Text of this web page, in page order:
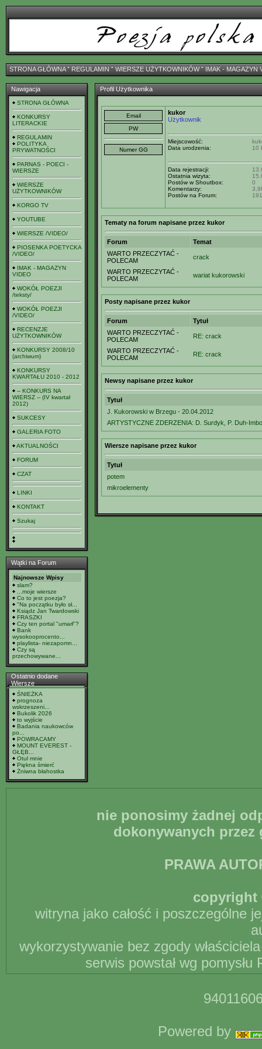
STRONA GŁÓWNAˇ REGULAMIN ˇ WIERSZE UŻYTKOWNIKÓWˇ IMAK - MAGAZYN
Nawigacja
STRONA GŁÓWNA
KONKURSY
LITERACKIE
REGULAMIN
POLITYKA
PRYWATNOŚCI
PARNAS - POECI -
WIERSZE
WIERSZE
UŻYTKOWNIKÓW
KORGO TV
YOUTUBE
WIERSZE /VIDEO/
PIOSENKA POETYCKA
/VIDEO/
IMAK - MAGAZYN
VIDEO
WOKÓŁ POEZJI
/teksty/
WOKÓŁ POEZJI
/VIDEO/
RECENZJE
UŻYTKOWNIKÓW
KONKURSY 2008/10
(archiwum)
KONKURSY
KWARTAŁU 2010 - 2012
-- KONKURS NA
WIERSZ -- (IV kwartał
2012)
SUKCESY
GALERIA FOTO
AKTUALNOŚCI
FORUM
CZAT
LINKI
KONTAKT
Szukaj
Wątki na Forum
Najnowsze Wpisy
slam?
...moje wiersze
Co to jest poezja?
"Na początku było sł...
Ksiądz Jan Twardowski
FRASZKI
Czy ten portal "umarł"?
Bank
wysokooprocento...
playlista- niezapomn...
Czy są
przechowywane...
Ostatnio dodane
Wiersze
ŚNIEŻKA
prognoza
wskrzeszeni...
Bukolik 2026
to wyjście
Badania naukowców
po...
POWRACAMY
MOUNT EVEREST -
GŁĘB...
Otul mnie
Piękna śmierć
Żniwna błahostka
Profil Użytkownika
kukor
Użytkownik
Miejscowość:
Data urodzenia:
10
Data rejestracji:
Ostatnia wizyta:
Postów w Shoutbox:
0
Komentarzy:
Postów na Forum:
191
Tematy na forum napisane przez kukor
Forum
Temat
WARTO PRZECZYTAĆ -
POLECAM
crack
WARTO PRZECZYTAĆ -
POLECAM
wariat kukorowski
Posty napisane przez kukor
Forum
Tytuł
WARTO PRZECZYTAĆ -
POLECAM
RE: crack
WARTO PRZECZYTAĆ -
POLECAM
RE: crack
Newsy napisane przez kukor
Tytuł
J. Kukorowski w Brzegu - 20.04.2012
ARTYSTYCZNE ZDERZENIA: D. Surdyk, P. Duh-
Wiersze napisane przez kukor
Tytuł
potem
mikroelementy
nie ponosimy żadnej
dokonywanych
PRAWA
copyright
witryna jako całość i poszczególne
wykorzystywanie bez zgody
serwis powstał wg
Powered by